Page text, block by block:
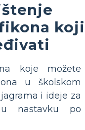
koji
koje možete
u školskom
i ideje za
nastavku po